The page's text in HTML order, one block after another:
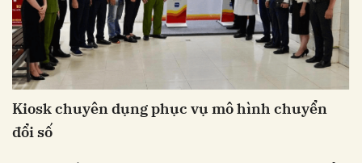
Kiosk chuyên dụng phục vụ mô hình chuyển
đổi số